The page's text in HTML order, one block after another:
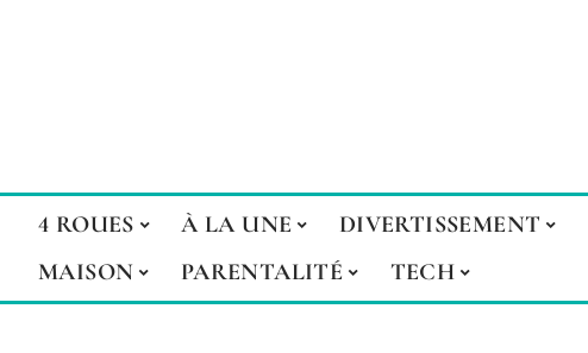
4 ROUES À LA UNE DIVERTISSEMENT
MAISON
PARENTALITÉ TECH